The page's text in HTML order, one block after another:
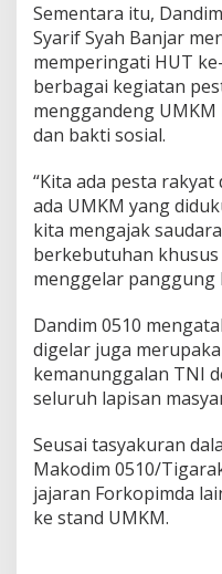
n
g
U
M
K
M
Sementara itu,
Syarif Syah Banjar
memperingati HUT
berbagai kegiatan
menggandeng
dan bakti sosial.
“Kita ada pesta
ada UMKM yang
kita mengajak
berkebutuhan
menggelar panggung
Dandim 0510
digelar juga
kemanunggalan TNI
seluruh lapisan
Seusai tasyakuran
Makodim 0510/
jajaran Forkopimda
ke stand UMKM.